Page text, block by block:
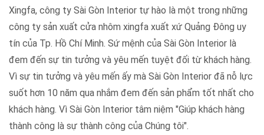
Xingfa, công ty Sài Gòn Interior tự hào là một trong những
công ty sản xuất cửa nhôm xingfa xuất xứ Quảng Đông uy
tín của Tp. Hồ Chí Minh. Sứ mệnh của Sài Gòn Interior là
đem đến sự tin tưởng và yêu mến tuyệt đối từ khách hàng.
Vì sự tin tưởng và yêu mến ấy mà Sài Gòn Interior đã nỗ lực
suốt hơn 10 năm qua nhắm đem đến sản phẩm tốt nhất cho
khách hàng. Vì Sài Gòn Interior tâm niệm "Giúp khách hàng
thành công là sự thành công của Chúng tôi".